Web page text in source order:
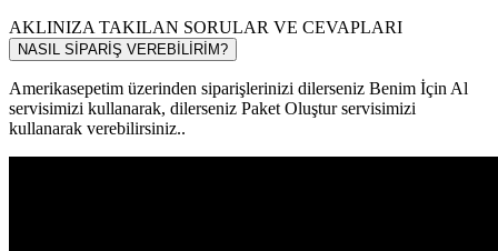
AKLINIZA TAKILAN SORULAR VE CEVAPLARI
NASIL SİPARİŞ VEREBİLİRİM?
Amerikasepetim üzerinden siparişlerinizi dilerseniz Benim İçin Al
servisimizi kullanarak, dilerseniz Paket Oluştur servisimizi
kullanarak verebilirsiniz..